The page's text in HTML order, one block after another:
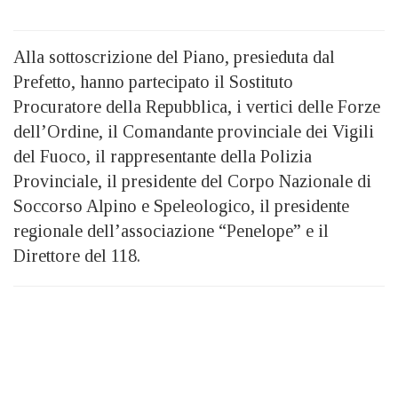
Alla sottoscrizione del Piano, presieduta dal
Prefetto, hanno partecipato il Sostituto
Procuratore della Repubblica, i vertici delle Forze
dell’Ordine, il Comandante provinciale dei Vigili
del Fuoco, il rappresentante della Polizia
Provinciale, il presidente del Corpo Nazionale di
Soccorso Alpino e Speleologico, il presidente
regionale dell’associazione “Penelope” e il
Direttore del 118.